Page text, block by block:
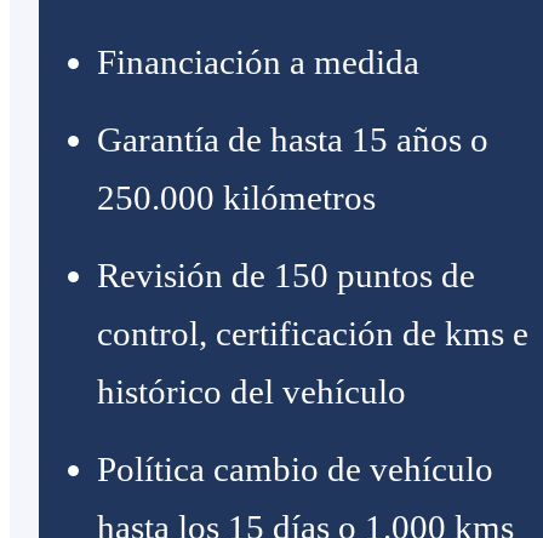
Financiación a medida
Garantía de hasta 15 años o
250.000 kilómetros
Revisión de 150 puntos de
control, certificación de kms e
histórico del vehículo
Política cambio de vehículo
hasta los 15 días o 1.000 kms